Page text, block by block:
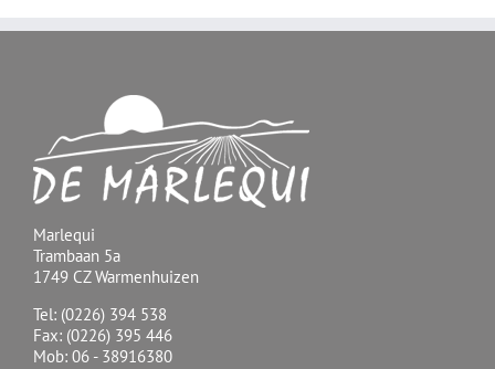
Marlequi
Trambaan 5a
1749 CZ Warmenhuizen
Tel: (0226) 394 538
Fax: (0226) 395 446
Mob: 06 - 38916380